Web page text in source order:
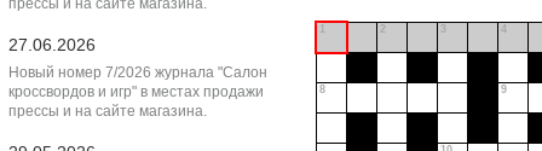
прессы и на сайте магазина.
27.06.2026
Новый номер 7/2026 журнала "Салон
кроссвордов и игр" в местах продажи
прессы и на сайте магазина.
1 2 3 4
8 9